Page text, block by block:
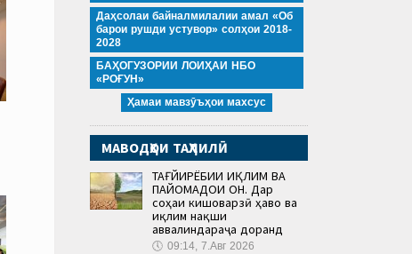
Даҳсолаи байналмилалии амал «Об
барои рушди устувор» солҳои 2018-
2028
БАҲОГУЗОРИИ ЛОИҲАИ НБО
«РОҒУН»
Ҳамаи мавзӯъҳои махсус
МАВОДҲОИ ТАҲЛИЛӢ
ТАҒЙИРЁБИИ ИҚЛИМ ВА
ПАЙОМАДҲОИ ОН. Дар
соҳаи кишоварзӣ ҳаво ва
иқлим нақши
аввалиндараҷа доранд
🕔 09:14, 7.Авг 2026